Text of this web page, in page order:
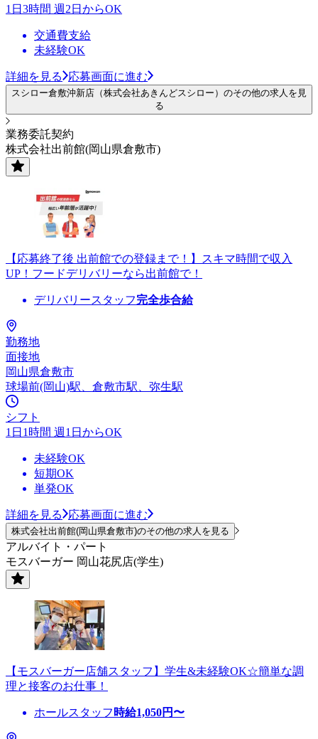
1日3時間 週2日からOK
交通費支給
未経験OK
詳細を見る 応募画面に進む
スシロー倉敷沖新店（株式会社あきんどスシロー）のその他の求人を見
る
業務委託契約
株式会社出前館(岡山県倉敷市)
【応募終了後 出前館での登録まで！】スキマ時間で収入
UP！フードデリバリーなら出前館で！
デリバリースタッフ完全歩合給
勤務地
面接地
岡山県倉敷市
球場前(岡山)駅、倉敷市駅、弥生駅
シフト
1日1時間 週1日からOK
未経験OK
短期OK
単発OK
詳細を見る 応募画面に進む
株式会社出前館(岡山県倉敷市)のその他の求人を見る
アルバイト・パート
モスバーガー 岡山花尻店(学生)
【モスバーガー店舗スタッフ】学生&未経験OK☆簡単な調
理と接客のお仕事！
ホールスタッフ 時給1,050円〜